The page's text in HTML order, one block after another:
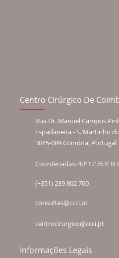
Centro Cirúrgico De
Rua Dr. Manuel Campos
Espadaneira - S. Martinho
3045-089 Coimbra, Portugal
Coordenadas: 40°12'35.5"N
(+351) 239 802 700
consultas@ccci.pt
centrocirurgico@ccci.pt
Informações Legais